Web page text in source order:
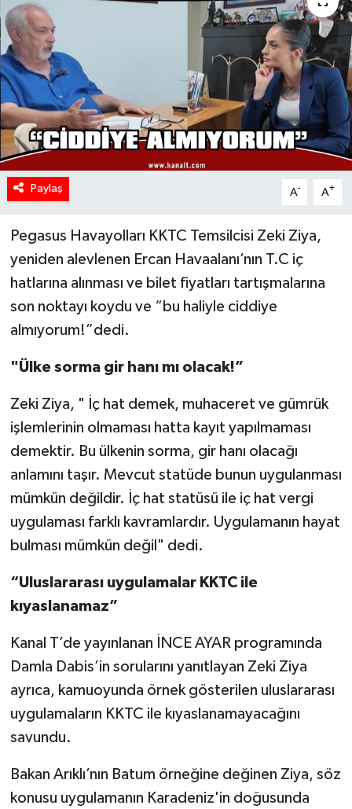
Paylaş A- A+
Pegasus Havayolları KKTC Temsilcisi Zeki Ziya,
yeniden alevlenen Ercan Havaalanı’nın T.C iç
hatlarına alınması ve bilet fiyatları tartışmalarına
son noktayı koydu ve “bu haliyle ciddiye
almıyorum!”dedi.
"Ülke sorma gir hanı mı olacak!”
Zeki Ziya, " İç hat demek, muhaceret ve gümrük
işlemlerinin olmaması hatta kayıt yapılmaması
demektir. Bu ülkenin sorma, gir hanı olacağı
anlamını taşır. Mevcut statüde bunun uygulanması
mümkün değildir. İç hat statüsü ile iç hat vergi
uygulaması farklı kavramlardır. Uygulamanın hayat
bulması mümkün değil" dedi.
“Uluslararası uygulamalar KKTC ile
kıyaslanamaz”
Kanal T’de yayınlanan İNCE AYAR programında
Damla Dabis’in sorularını yanıtlayan Zeki Ziya
ayrıca, kamuoyunda örnek gösterilen uluslararası
uygulamaların KKTC ile kıyaslanamayacağını
savundu.
Bakan Arıklı’nın Batum örneğine değinen Ziya, söz
konusu uygulamanın Karadeniz'in doğusunda